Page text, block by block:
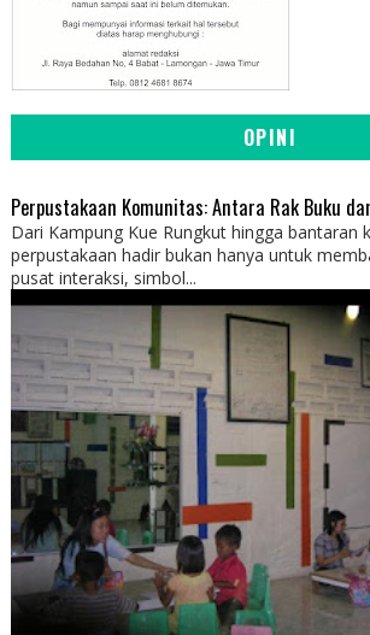
OPINI
Perpustakaan Komunitas: Antara Rak Buku
Dari Kampung Kue Rungkut hingga bantaran
perpustakaan hadir bukan hanya untuk
pusat interaksi, simbol...